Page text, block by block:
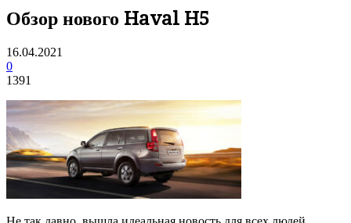
Обзор нового Haval H5
16.04.2021
0
1391